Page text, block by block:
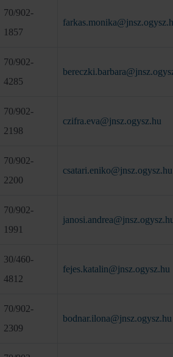
70/902-
1857
70/902-
4285
70/902-
2198
czifra.eva@jnsz.ogysz.hu
70/902-
2200
csatari.eniko@jnsz.ogysz.hu
70/902-
1991
30/460-
4812
fejes.katalin@jnsz.ogysz.hu
70/902-
2309
bodnar.ilona@jnsz.ogysz.hu